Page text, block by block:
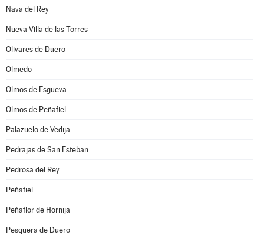
Nava del Rey
Nueva Villa de las Torres
Olivares de Duero
Olmedo
Olmos de Esgueva
Olmos de Peñafiel
Palazuelo de Vedija
Pedrajas de San Esteban
Pedrosa del Rey
Peñafiel
Peñaflor de Hornija
Pesquera de Duero